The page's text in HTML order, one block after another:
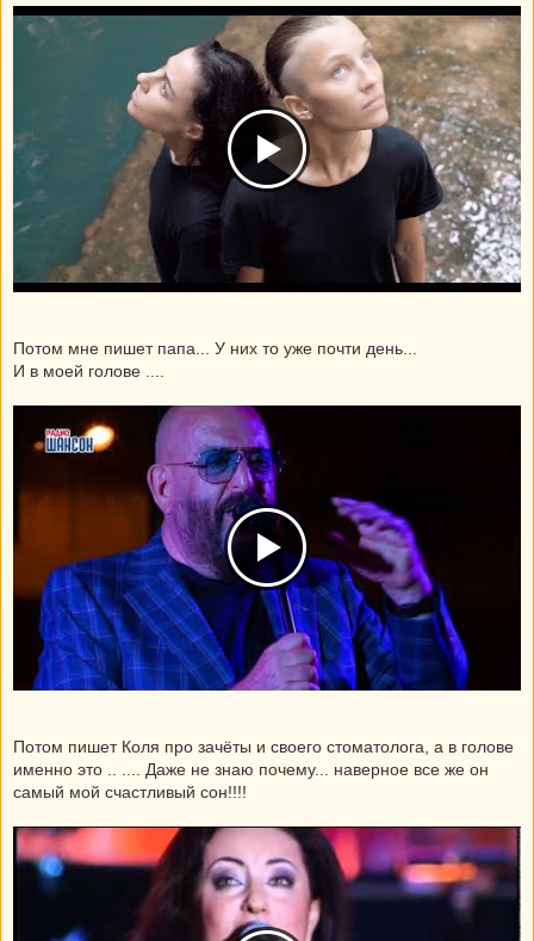
Потом мне пишет папа... У них то уже почти день...
И в моей голове ....
Потом пишет Коля про зачёты и своего стоматолога, а в голове
именно это .. .... Даже не знаю почему... наверное все же он
самый мой счастливый сон!!!!